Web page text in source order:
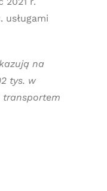
usługami
na
tys. w
transportem